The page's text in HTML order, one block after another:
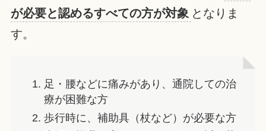
が必要と認めるすべての方が対象 となりま
す。
足・腰などに痛みがあり、通院しての治
療が困難な方
歩行時に、補助具（杖など）が必要な方